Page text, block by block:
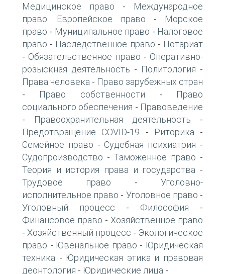
Медицинское право -
Международное
право. Европейское право -
Морское
право - Муниципальное право - Налоговое
право - Наследственное право - Нотариат
- Обязательственное право - Оперативно-
розыскная деятельность - Политология -
Права человека - Право зарубежных стран
- Право собственности -
Право
социального обеспечения - Правоведение
- Правоохранительная деятельность -
Предотвращение COVID-19 - Риторика -
Семейное право - Судебная психиатрия -
Судопроизводство - Таможенное право -
Теория и история права и государства -
Трудовое право -Уголовно-
исполнительное право - Уголовное право -
Уголовный процесс - Философия -
Финансовое право - Хозяйственное право
- Хозяйственный процесс - Экологическое
право - Ювенальное право - Юридическая
техника - Юридическая этика и правовая
деонтология - Юридические лица -